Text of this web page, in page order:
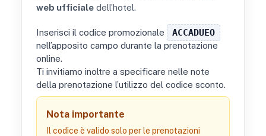
web ufficiale dell’hotel.
Inserisci il codice promozionale ACCADUEO
nell’apposito campo durante la prenotazione
online.
Ti invitiamo inoltre a specificare nelle note
della prenotazione l’utilizzo del codice sconto.
Nota importante
Il codice è valido solo per le prenotazioni